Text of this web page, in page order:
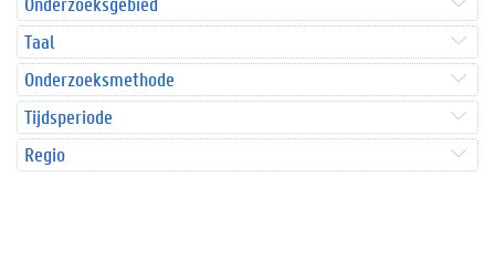
Taal
Onderzoeksmethode
Tijdsperiode
Regio